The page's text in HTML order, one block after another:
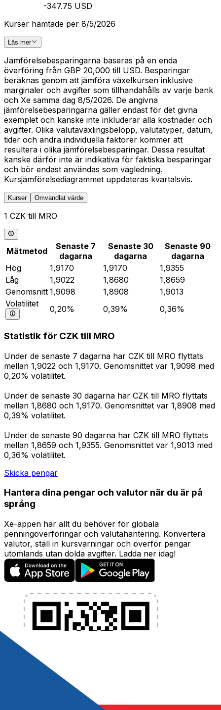
-347.75 USD
Kurser hämtade per 8/5/2026
Läs mer
Jämförelsebesparingarna baseras på en enda
överföring från GBP 20,000 till USD. Besparingar
beräknas genom att jämföra växelkursen inklusive
marginaler och avgifter som tillhandahålls av varje bank
och Xe samma dag 8/5/2026. De angivna
jämförelsebesparingarna gäller endast för det givna
exemplet och kanske inte inkluderar alla kostnader och
avgifter. Olika valutaväxlingsbelopp, valutatyper, datum,
tider och andra individuella faktorer kommer att
resultera i olika jämförelsebesparingar. Dessa resultat
kanske därför inte är indikativa för faktiska besparingar
och bör endast användas som vägledning.
Kursjämförelsediagrammet uppdateras kvartalsvis.
Kurser Omvandlat värde
1 CZK till MRO
Mätmetod
Senaste 7
dagarna
Senaste 30
dagarna
Senaste 90
dagarna
Hög
1,9170 1,9170
1,9355
Låg
1,9022 1,8680
1,8659
Genomsnitt 1,9098 1,8908
1,9013
Volatilitet
0,20% 0,39% 0,36%
Statistik för CZK till MRO
Under de senaste 7 dagarna har CZK till MRO flyttats
mellan 1,9022 och 1,9170. Genomsnittet var 1,9098 med
0,20% volatilitet.
Under de senaste 30 dagarna har CZK till MRO flyttats
mellan 1,8680 och 1,9170. Genomsnittet var 1,8908 med
0,39% volatilitet.
Under de senaste 90 dagarna har CZK till MRO flyttats
mellan 1,8659 och 1,9355. Genomsnittet var 1,9013 med
0,36% volatilitet.
Skicka pengar
Hantera dina pengar och valutor när du är på
språng
Xe-appen har allt du behöver för globala
penningöverföringar och valutahantering. Konvertera
valutor, ställ in kursvarningar och överför pengar
utomlands utan dolda avgifter. Ladda ner idag!